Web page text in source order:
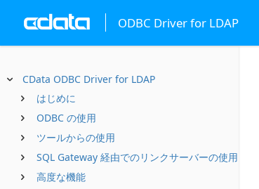
ODBC Driver for LDAP
CData ODBC Driver for LDAP
はじめに
ODBC の使用
ツールからの使用
SQL Gateway 経由でのリンクサーバーの使用
高度な機能